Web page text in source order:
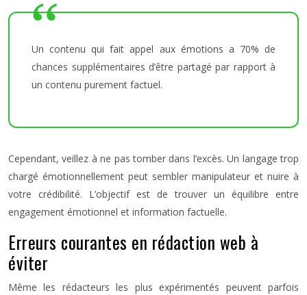
Un contenu qui fait appel aux émotions a 70% de
chances supplémentaires d’être partagé par rapport à
un contenu purement factuel.
Cependant, veillez à ne pas tomber dans l’excès. Un langage trop
chargé émotionnellement peut sembler manipulateur et nuire à
votre crédibilité. L’objectif est de trouver un équilibre entre
engagement émotionnel et information factuelle.
Erreurs courantes en rédaction web à
éviter
Même les rédacteurs les plus expérimentés peuvent parfois